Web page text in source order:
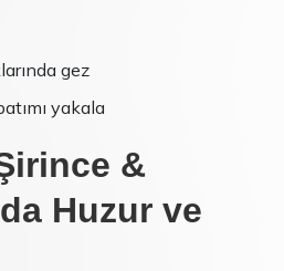
gez
yakala
&
Huzur ve